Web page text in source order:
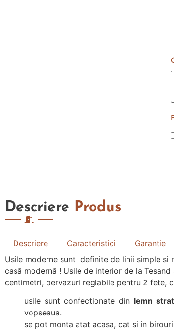
Descriere Produs
Descriere Caracteristici
Garantie
Usile moderne sunt definite de linii simple si
casă modernă ! Usile de interior de la
centimetri, pervazuri reglabile pentru 2 fete,
usile sunt confectionate din lemn
vopseaua.
se pot monta atat acasa, cat si in